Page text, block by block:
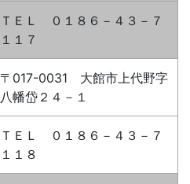
ＴＥＬ ０１８６－４３－７
１１７
〒017-0031 大館市上代野字
八幡岱２４－１
ＴＥＬ ０１８６－４３－７
１１８